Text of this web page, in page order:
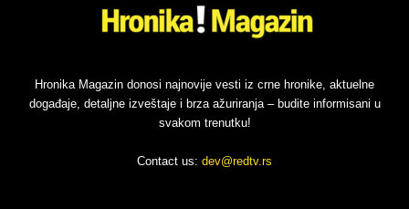
Hronika Magazin donosi najnovije vesti iz crne hronike, aktuelne
događaje, detaljne izveštaje i brza ažuriranja – budite informisani u
svakom trenutku!
Contact us: dev@redtv.rs